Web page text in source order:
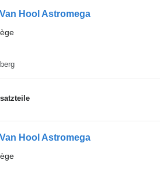
Hool Astromega
Hool Astromega